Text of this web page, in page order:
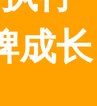
成长